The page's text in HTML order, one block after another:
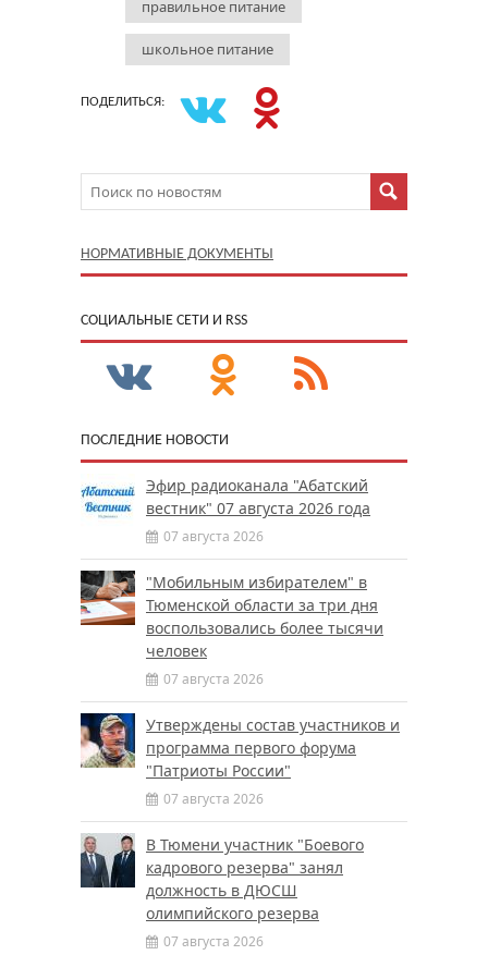
правильное питание
школьное питание
ПОДЕЛИТЬСЯ:
НОРМАТИВНЫЕ ДОКУМЕНТЫ
CОЦИАЛЬНЫЕ СЕТИ И RSS
ПОСЛЕДНИЕ НОВОСТИ
Эфир радиоканала "Абатский
вестник" 07 августа 2026 года
07 августа 2026
"Мобильным избирателем" в
Тюменской области за три дня
воспользовались более тысячи
человек
07 августа 2026
Утверждены состав участников и
программа первого форума
"Патриоты России"
07 августа 2026
В Тюмени участник "Боевого
кадрового резерва" занял
должность в ДЮСШ
олимпийского резерва
07 августа 2026